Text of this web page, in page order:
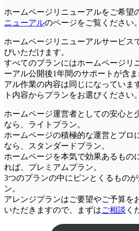
ホームページリニューアルをご希望
ニューアルのページをご覧ください。
ホームページリニューアルサービス
びいただけます。
すべてのプランにはホームページリ
ーアル公開後1年間のサポートが含
アル作業の内容は同じになっていま
ト内容からプランをお選びください。
ホームページ運営者としての安心と
なら、 ライトプラン。
ホームページの積極的な運営とプロ
なら、
スタンダードプラン。
ホームページを本気で効果あるもの
れば、 プレミアムプラン。
3つのプランの中にピンとくるもの
ン。
アレンジプランはご要望やご予算を
いただきますので、まずはご相談 く